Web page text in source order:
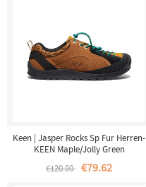
Keen | Jasper Rocks Sp Fur Herren-
KEEN Maple/Jolly Green
€120.00 €79.62